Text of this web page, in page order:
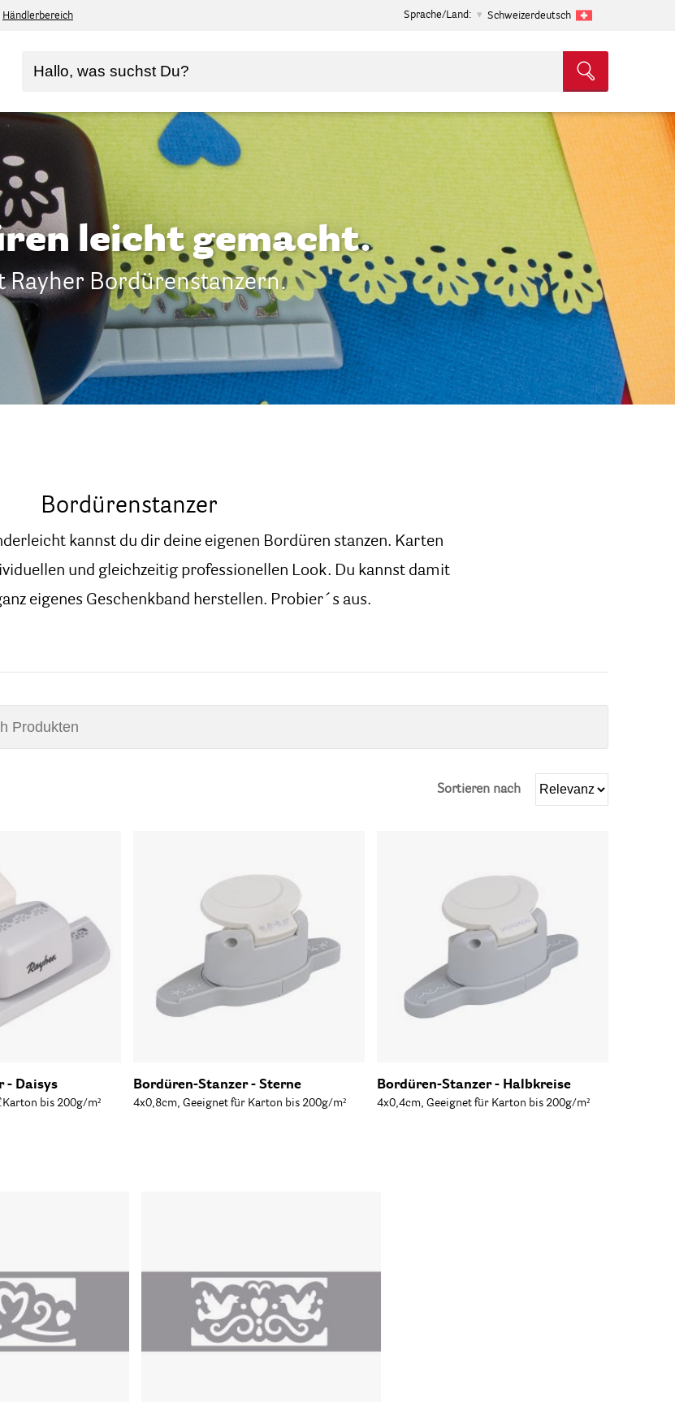
Händlerbereich Sprache/Land: Schweizerdeutsch
leicht gemacht.
Rayher Bordürenstanzern.
Bordürenstanzer
kannst du dir deine eigenen Bordüren stanzen. Karten
und gleichzeitig professionellen Look. Du kannst damit
eigenes Geschenkband herstellen. Probier´s aus.
Sortieren nach
- Daisys
bis 200g/m²
Bordüren-Stanzer - Sterne
4x0,8cm, Geeignet für Karton bis 200g/m²
Bordüren-Stanzer - Halbkreise
4x0,4cm, Geeignet für Karton bis 200g/m²